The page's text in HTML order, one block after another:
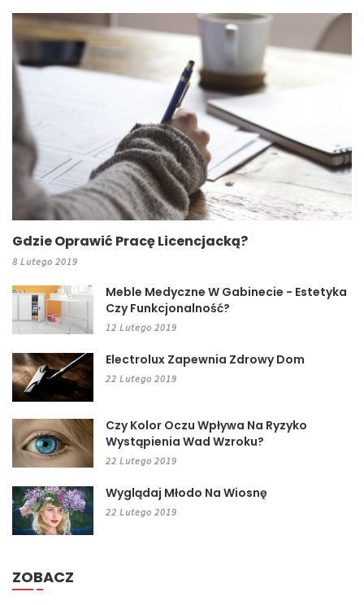
Gdzie Oprawić Pracę Licencjacką?
8 Lutego 2019
Meble Medyczne W Gabinecie - Estetyka
Czy Funkcjonalność?
12 Lutego 2019
Electrolux Zapewnia Zdrowy Dom
22 Lutego 2019
Czy Kolor Oczu Wpływa Na Ryzyko
Wystąpienia Wad Wzroku?
22 Lutego 2019
Wyglądaj Młodo Na Wiosnę
22 Lutego 2019
ZOBACZ